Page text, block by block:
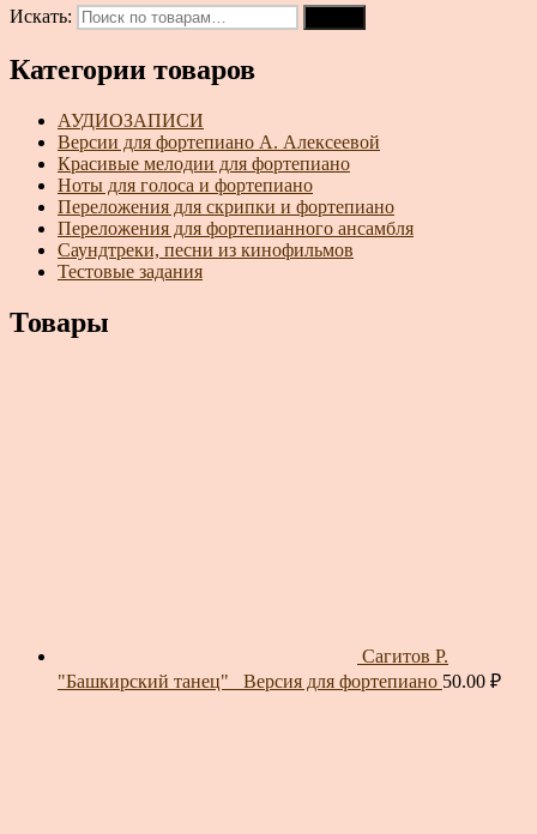
Искать:
Категории товаров
АУДИОЗАПИСИ
Версии для фортепиано А. Алексеевой
Красивые мелодии для фортепиано
Ноты для голоса и фортепиано
Переложения для скрипки и фортепиано
Переложения для фортепианного ансамбля
Саундтреки, песни из кинофильмов
Тестовые задания
Товары
Сагитов Р.
"Башкирский танец"_ Версия для фортепиано 50.00 ₽